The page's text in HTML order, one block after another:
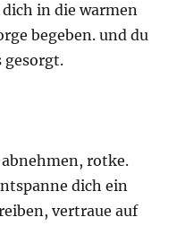
in die warmen
begeben. und du
gesorgt.
rotke.
dich ein
vertraue auf